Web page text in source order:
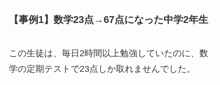
【事例1】数学23点→67点になった中学2年生
この生徒は、毎日2時間以上勉強していたのに、数
学の定期テストで23点しか取れませんでした。